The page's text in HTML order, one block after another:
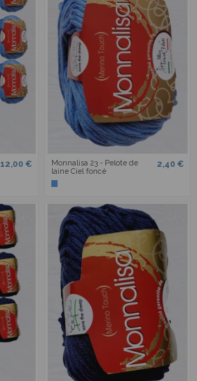
12,00 €
Monnalisa 23 - Pelote de
laine Ciel foncé
2,40 €